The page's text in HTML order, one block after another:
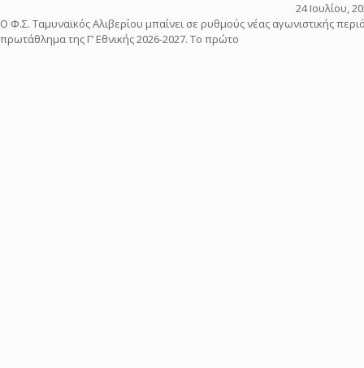
24 Ιουλίου,
Ο Φ.Σ. Ταμυναϊκός Αλιβερίου μπαίνει σε ρυθμούς νέας αγωνιστικής
πρωτάθλημα της Γ’ Εθνικής 2026-2027. Το πρώτο